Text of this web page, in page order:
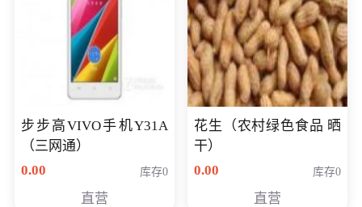
步步高VIVO手机Y31A
（三网通）
0.00
库存0
直营
花生（农村绿色食品 晒
干）
0.00
库存0
直营